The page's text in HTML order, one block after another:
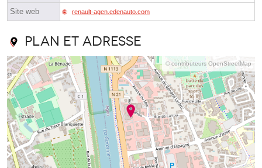
Site web renault-agen.edenauto.com
Plan et adresse
© contributeurs OpenStreetMap